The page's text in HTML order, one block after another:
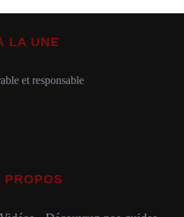
LA UNE
et responsable
PROPOS